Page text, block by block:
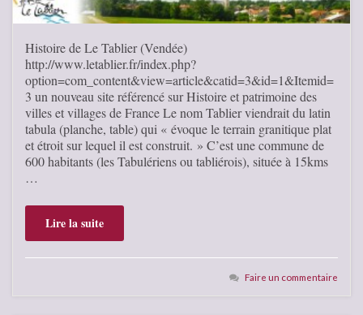
Histoire de Le Tablier (Vendée)
http://www.letablier.fr/index.php?
option=com_content&view=article&catid=3&id=1&Itemid=
3 un nouveau site référencé sur Histoire et patrimoine des
villes et villages de France Le nom Tablier viendrait du latin
tabula (planche, table) qui « évoque le terrain granitique plat
et étroit sur lequel il est construit. » C’est une commune de
600 habitants (les Tabulériens ou tabliérois), située à 15kms
…
Lire la suite
Faire un commentaire